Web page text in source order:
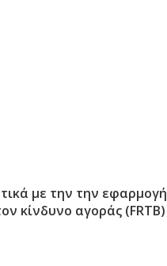
με την την εφαρμογή
κίνδυνο αγοράς (FRTB)